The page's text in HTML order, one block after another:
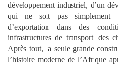
développement industriel, d’un
qui ne soit pas simplement
d’exportation dans des
infrastructures de transport, des
Après tout, la seule grande
l’histoire moderne de l’Afrique